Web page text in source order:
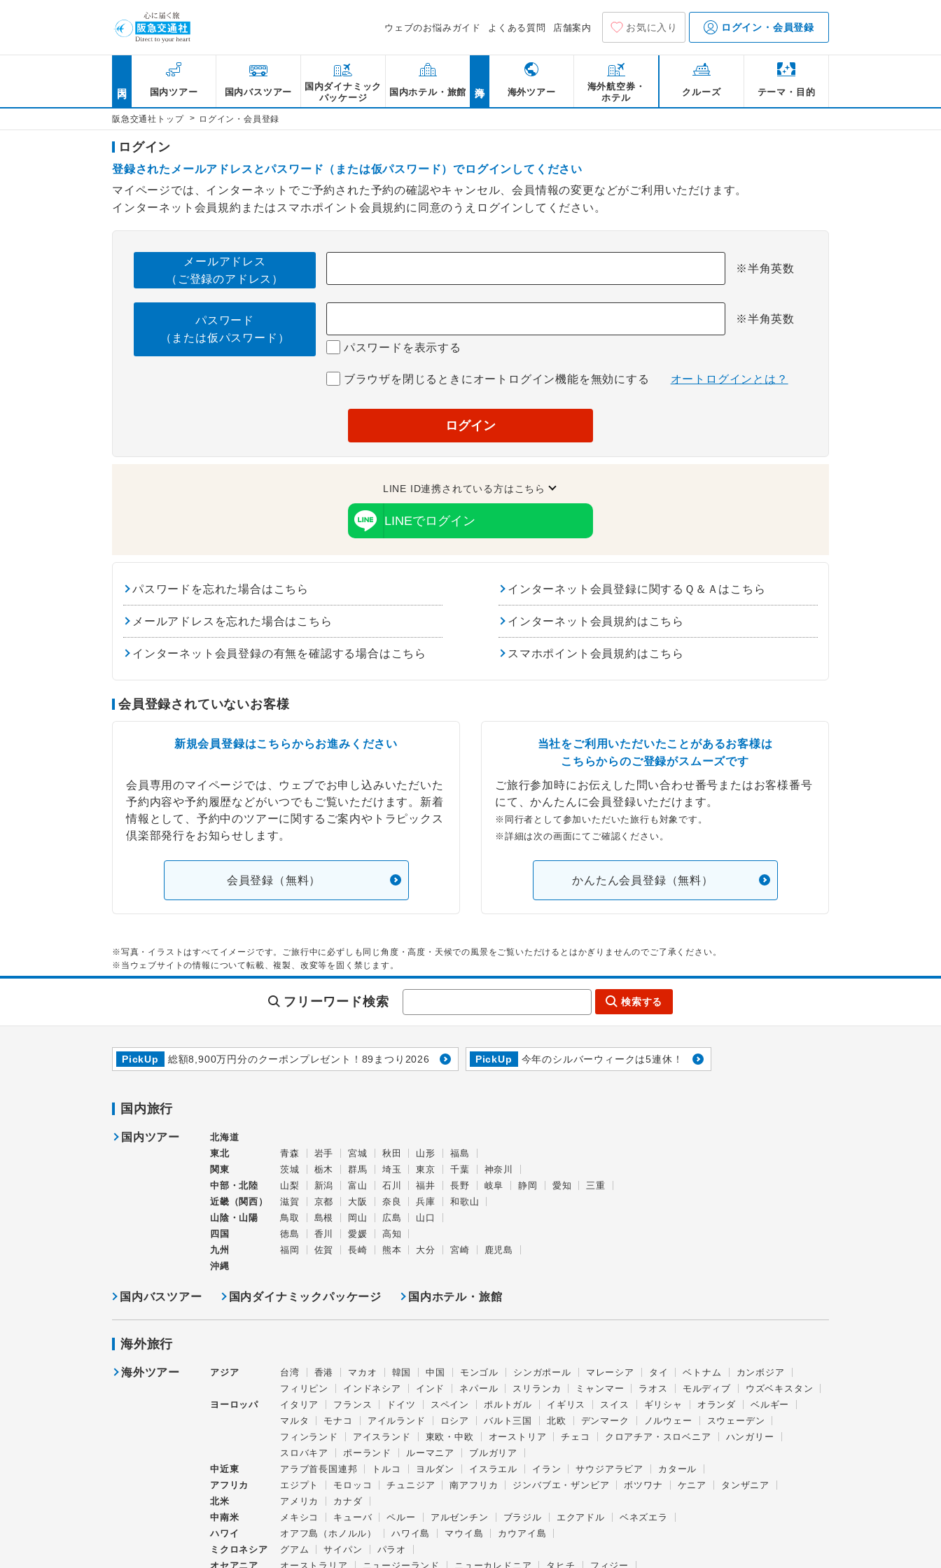
ウェブのお悩みガイド よくある質問 店舗案内 お気に入り ログイン・会員登録
国内ツアー 国内バスツアー
国内ダイナミック
パッケージ
国内ホテル・旅館 海外ツアー
海外航空券・
ホテル
クルーズ テーマ・目的
阪急交通社トップ > ログイン・会員登録
ログイン
登録されたメールアドレスとパスワード（または仮パスワード）でログインしてください
マイページでは、インターネットでご予約された予約の確認やキャンセル、会員情報の変更などがご利用いただけます。
インターネット会員規約またはスマホポイント会員規約に同意のうえログインしてください。
メールアドレス
（ご登録のアドレス）
※半角英数
パスワード
（または仮パスワード）
※半角英数
パスワードを表示する
ブラウザを閉じるときにオートログイン機能を無効にする オートログインとは？
ログイン
LINE ID連携されている方はこちら
LINEでログイン
パスワードを忘れた場合はこちら インターネット会員登録に関するＱ＆Ａはこちら
メールアドレスを忘れた場合はこちら インターネット会員規約はこちら
インターネット会員登録の有無を確認する場合はこちら スマホポイント会員規約はこちら
会員登録されていないお客様
新規会員登録はこちらからお進みください
会員専用のマイページでは、ウェブでお申し込みいただいた
予約内容や予約履歴などがいつでもご覧いただけます。新着
情報として、予約中のツアーに関するご案内やトラピックス
倶楽部発行をお知らせします。
会員登録（無料）
当社をご利用いただいたことがあるお客様は
こちらからのご登録がスムーズです
ご旅行参加時にお伝えした問い合わせ番号またはお客様番号
にて、かんたんに会員登録いただけます。
※同行者として参加いただいた旅行も対象です。
※詳細は次の画面にてご確認ください。
かんたん会員登録（無料）
※写真・イラストはすべてイメージです。ご旅行中に必ずしも同じ角度・高度・天候での風景をご覧いただけるとはかぎりませんのでご了承ください。
※当ウェブサイトの情報について転載、複製、改変等を固く禁じます。
フリーワード検索 検索する
PickUp 総額8,900万円分のクーポンプレゼント！89まつり2026 PickUp 今年のシルバーウィークは5連休！
国内旅行
国内ツアー
北海道
東北
青森 岩手 宮城 秋田 山形
福島
関東
茨城 栃木 群馬 埼玉 東京 千葉
神奈川
中部・北陸
山梨 新潟 富山 石川 福井 長野 岐阜 静岡 愛知
三重
近畿（関西）
滋賀 京都 大阪 奈良 兵庫
和歌山
山陰・山陽
鳥取 島根 岡山 広島
山口
四国
徳島 香川 愛媛
高知
九州
福岡 佐賀 長崎 熊本 大分 宮崎
鹿児島
沖縄
国内バスツアー 国内ダイナミックパッケージ 国内ホテル・旅館
海外旅行
海外ツアー アジア 台湾 香港 マカオ 韓国 中国 モンゴル シンガポール マレーシア タイ ベトナム
カンボジア
フィリピン
インドネシア インド ネパール スリランカ ミャンマー ラオス モルディブ
ウズベキスタン
ヨーロッパ
イタリア フランス ドイツ スペイン ポルトガル イギリス スイス ギリシャ オランダ
ベルギー
マルタ
モナコ アイルランド ロシア バルト三国 北欧 デンマーク ノルウェー
スウェーデン
フィンランド
アイスランド 東欧・中欧 オーストリア チェコ クロアチア・スロベニア
ハンガリー
スロバキア
ポーランド ルーマニア
ブルガリア
中近東
アラブ首長国連邦 トルコ ヨルダン イスラエル イラン サウジアラビア
カタール
アフリカ
エジプト モロッコ チュニジア 南アフリカ ジンバブエ・ザンビア ボツワナ ケニア
タンザニア
北米
アメリカ
カナダ
中南米
メキシコ キューバ ペルー アルゼンチン ブラジル エクアドル
ベネズエラ
ハワイ
オアフ島（ホノルル） ハワイ島 マウイ島
カウアイ島
ミクロネシア
グアム サイパン
パラオ
オセアニア
オーストラリア ニュージーランド ニューカレドニア タヒチ フィジー